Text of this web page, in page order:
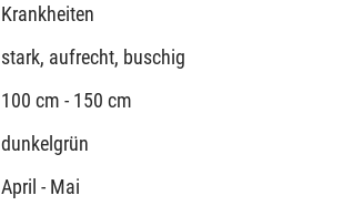
Krankheiten
stark, aufrecht, buschig
100 cm - 150 cm
dunkelgrün
April - Mai